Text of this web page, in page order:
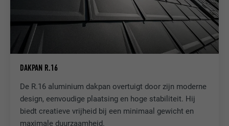
DAKPAN R.16
De R.16 aluminium dakpan overtuigt door zijn moderne
design, eenvoudige plaatsing en hoge stabiliteit. Hij
biedt creatieve vrijheid bij een minimaal gewicht en
maximale duurzaamheid.